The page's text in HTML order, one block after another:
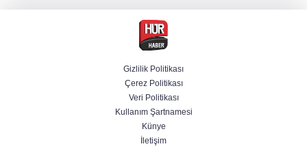
MGK toplanıyor: Ana gündem Terörsüz
MGK toplantısı sona erdi, 8 maddelik bildiri
yayımlandı
Şehit aileleri ve gazilerin haklarına ilişkin
Gizlilik Politikası
Çerez Politikası
Veri Politikası
Kullanım Şartnamesi
Künye
İletişim